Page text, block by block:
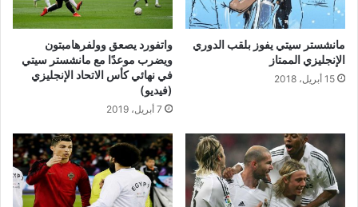
مانشستر سيتي يفوز بلقب الدوري
الإنجليزي الممتاز
15 أبريل، 2018
واتفورد يصعق وولفرهامبتون
ويضرب موعدًا مع مانشستر سيتي
في نهائي كأس الاتحاد الإنجليزي
(فيديو)
7 أبريل، 2019